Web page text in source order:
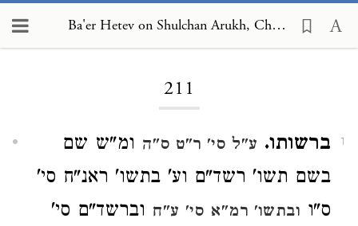
Ba'er Hetev on Shulchan Arukh, Choshen Mishpat 211
211
1 ברשותו. ע"ל סי' ר"ט ס"ה ומ"ש שם
בשם תשו' רשד"ם וע' בתשו' ראנ"ח סי'
ס"ו ובתשו' רמ"א סי' ע"ח וברשד"ם סי'